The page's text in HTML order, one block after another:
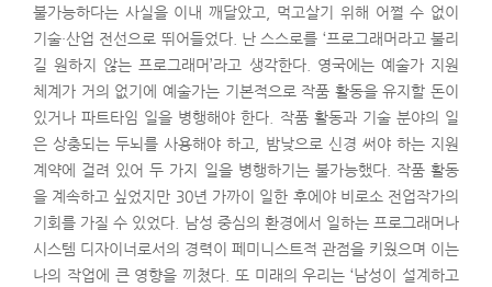
불가능하다는 사실을 이내 깨달았고, 먹고살기 위해 어쩔 수 없이
기술·산업 전선으로 뛰어들었다. 난 스스로를 ‘프로그래머라고 불리
길 원하지 않는 프로그래머’라고 생각한다. 영국에는 예술가 지원
체계가 거의 없기에 예술가는 기본적으로 작품 활동을 유지할 돈이
있거나 파트타임 일을 병행해야 한다. 작품 활동과 기술 분야의 일
은 상충되는 두뇌를 사용해야 하고, 밤낮으로 신경 써야 하는 지원
계약에 걸려 있어 두 가지 일을 병행하기는 불가능했다. 작품 활동
을 계속하고 싶었지만 30년 가까이 일한 후에야 비로소 전업작가의
기회를 가질 수 있었다. 남성 중심의 환경에서 일하는 프로그래머나
시스템 디자이너로서의 경력이 페미니스트적 관점을 키웠으며 이는
나의 작업에 큰 영향을 끼쳤다. 또 미래의 우리는 ‘남성이 설계하고